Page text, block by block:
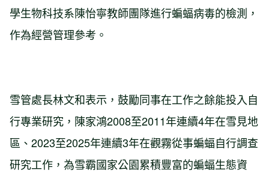
學生物科技系陳怡寧教師團隊進行蝙蝠病毒的檢測，
作為經營管理參考。
雪管處長林文和表示，鼓勵同事在工作之餘能投入自
行專業研究，陳家鴻2008至2011年連續4年在雪見地
區、2023至2025年連續3年在觀霧從事蝙蝠自行調查
研究工作，為雪霸國家公園累積豐富的蝙蝠生態資